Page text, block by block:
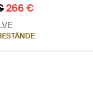
266 €